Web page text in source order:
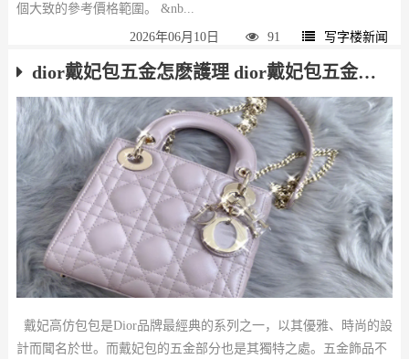
個大致的參考價格範圍。 &nb...
2026年06月10日 91 写字楼新闻
​dior戴妃包五金怎麽護理 dior戴妃包五金護理方法
戴妃高仿包包是Dior品牌最經典的系列之一，以其優雅、時尚的設
計而聞名於世。而戴妃包的五金部分也是其獨特之處。五金飾品不